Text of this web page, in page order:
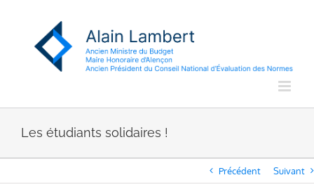
Les étudiants solidaires !
Précédent Suivant